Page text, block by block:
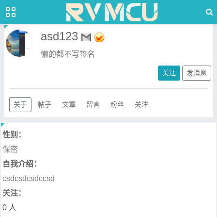
asd123
懒的都不写签名
关注 发消息
关于 帖子 文章 留言 粉丝 关注
性别：
保密
自我介绍：
csdcsdcsdccsd
关注：
0 人